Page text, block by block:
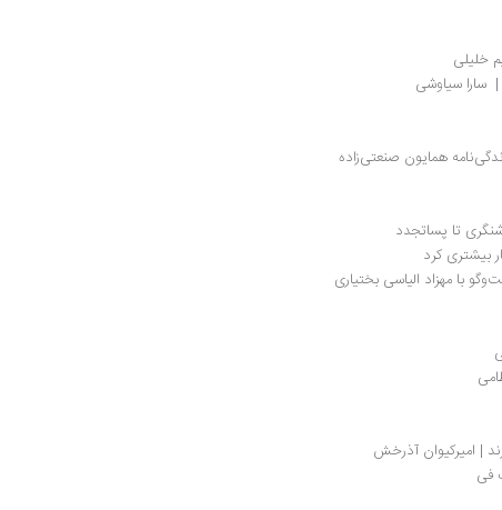
خلیلی
سارا سیاوشی
همایون صنعتی‌زاده
تا پساتجدد
بیشتری کرد
با مهزاد الیاسی بختیاری
| امیرکیوان آذرخش
فی